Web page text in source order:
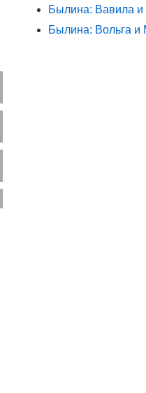
Былина: Вавила и
Былина: Вольга и